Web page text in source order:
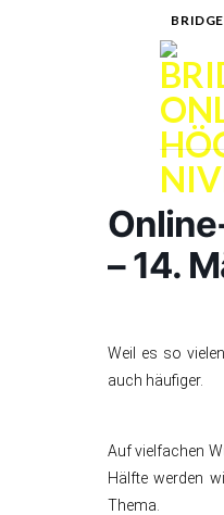
– 14.
Weil es so
auch häufiger.
Auf vielfachen
Hälfte werden
Thema.